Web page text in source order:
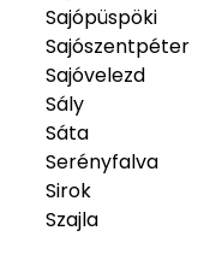
Sajópüspöki
Sajószentpéter
Sajóvelezd
Sály
Sáta
Serényfalva
Sirok
Szajla